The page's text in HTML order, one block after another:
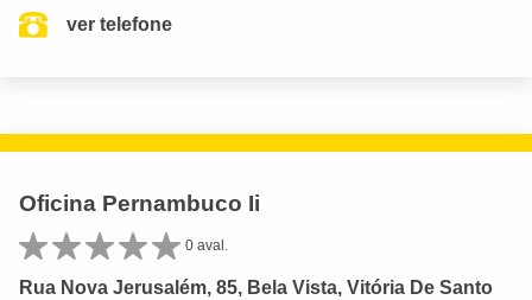
ver telefone
Oficina Pernambuco Ii
0 aval.
Rua Nova Jerusalém, 85, Bela Vista, Vitória De Santo